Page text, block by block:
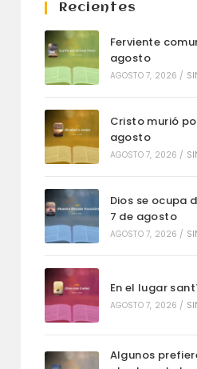
Recientes
Ferviente
agosto
AGOSTO 7, 2026 /
Cristo murió
agosto
AGOSTO 7, 2026 /
Dios se ocupa
7 de agosto
AGOSTO 7, 2026 /
En el lugar
AGOSTO 7, 2026 /
Algunos